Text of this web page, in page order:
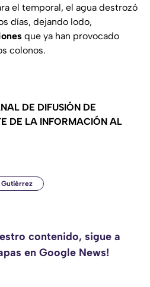
el temporal, el agua destrozó
días, dejando lodo,
que ya han provocado
colonos.
DE DIFUSIÓN DE
DE LA INFORMACIÓN AL
Gutiérrez
contenido, sigue a
en Google News!